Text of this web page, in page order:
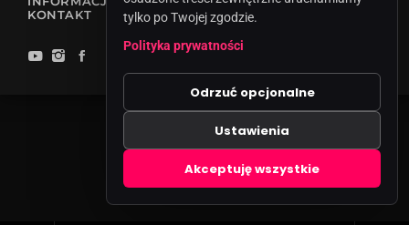
KONTAKT
tylko po Twojej zgodzie.
Polityka prywatności
Odrzuć opcjonalne
Ustawienia
Akceptuję wszystkie
Zgody cookies